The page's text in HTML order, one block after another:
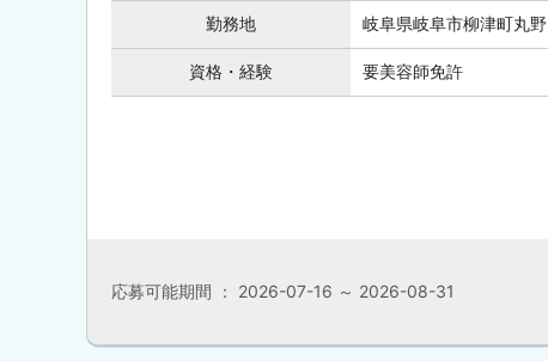
勤務地 岐阜県岐阜市柳津町
資格・経験 要美容師免許
応募可能期間 ： 2026-07-16 ～ 2026-08-31